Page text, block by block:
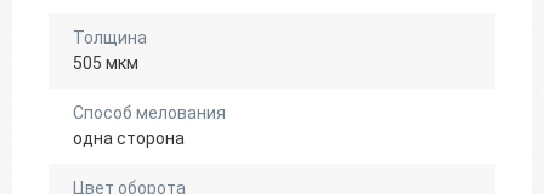
Толщина
505 мкм
Способ мелования
одна сторона
Цвет оборота